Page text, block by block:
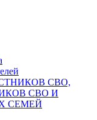
СВО,
СВО И
СЕМЕЙ